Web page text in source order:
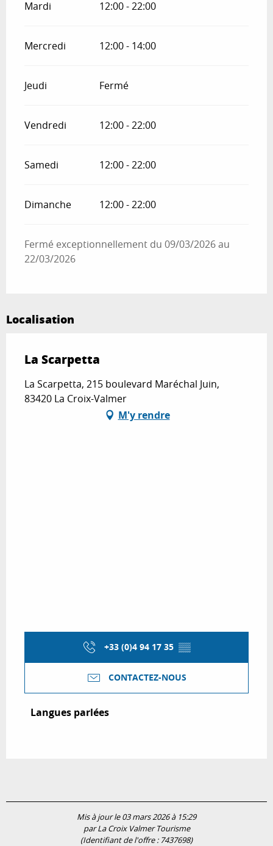
Mardi 12:00 - 22:00
Mercredi 12:00 - 14:00
Jeudi Fermé
Vendredi 12:00 - 22:00
Samedi 12:00 - 22:00
Dimanche 12:00 - 22:00
Fermé exceptionnellement du 09/03/2026 au
22/03/2026
Localisation
La Scarpetta
La Scarpetta, 215 boulevard Maréchal Juin,
83420 La Croix-Valmer
M'y rendre
+33 (0)4 94 17 35 ▒▒
CONTACTEZ-NOUS
Langues parlées
Langues parlées
Mis à jour le 03 mars 2026 à 15:29
par La Croix Valmer Tourisme
(Identifiant de l'offre : 7437698)